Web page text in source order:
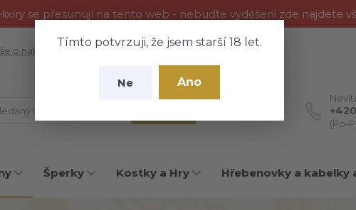
se přesunují na tento web - nebuďte vyděšeni zde najdete
Tímto potvrzuji, že jsem starší 18 let.
Ne Ano
o nákupu Fotogalerie Kontakty
(Po-
Šperky Kostky a Hry Hřebenovky a kabelky